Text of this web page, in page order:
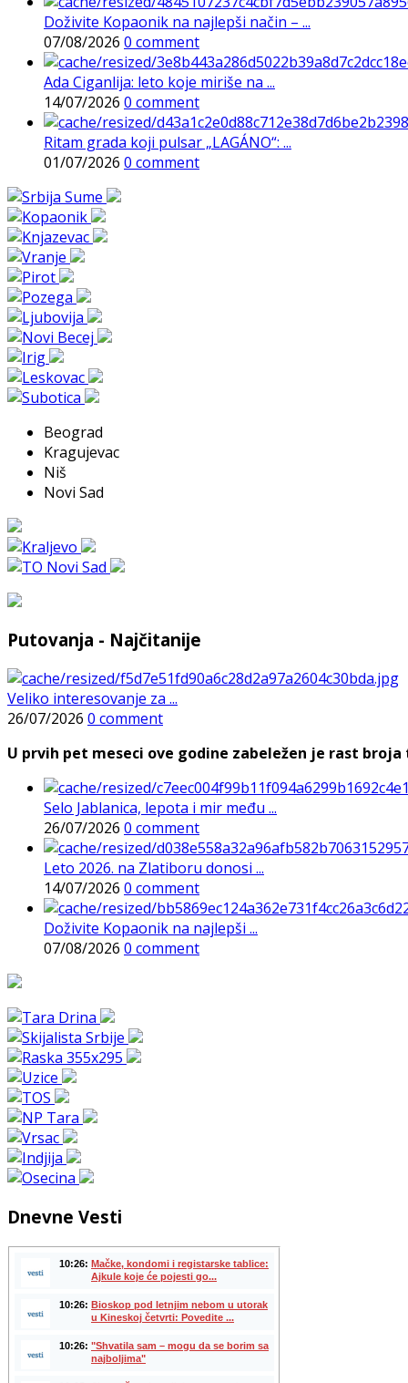
Doživite Kopaonik na najlepši način – ...
07/08/2026 0 comment
Ada Ciganlija: leto koje miriše na ...
14/07/2026 0 comment
Ritam grada koji pulsar „LAGÁNO“: ...
01/07/2026 0 comment
Beograd
Kragujevac
Niš
Novi Sad
Putovanja - Najčitanije
Veliko interesovanje za ...
26/07/2026 0 comment
U prvih pet meseci ove godine zabeležen je rast
Selo Jablanica, lepota i mir među ...
26/07/2026 0 comment
Leto 2026. na Zlatiboru donosi ...
14/07/2026 0 comment
Doživite Kopaonik na najlepši ...
07/08/2026 0 comment
Dnevne Vesti